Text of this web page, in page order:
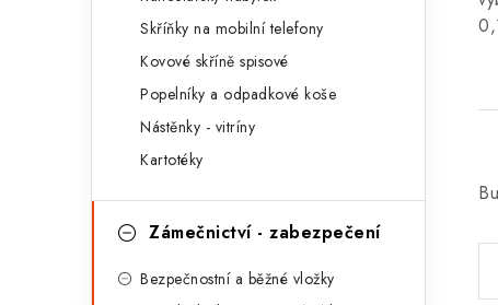
Skříňky na mobilní telefony
Kovové skříně spisové
Popelníky a odpadkové koše
Nástěnky - vitríny
Kartotéky
Zámečnictví - zabezpečení
Bezpečnostní a běžné vložky